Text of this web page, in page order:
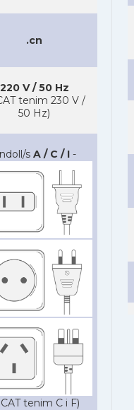
.cn
220 V / 50 Hz
tenim 230 V /
50 Hz)
s A / C / I -
CAT tenim C i F)